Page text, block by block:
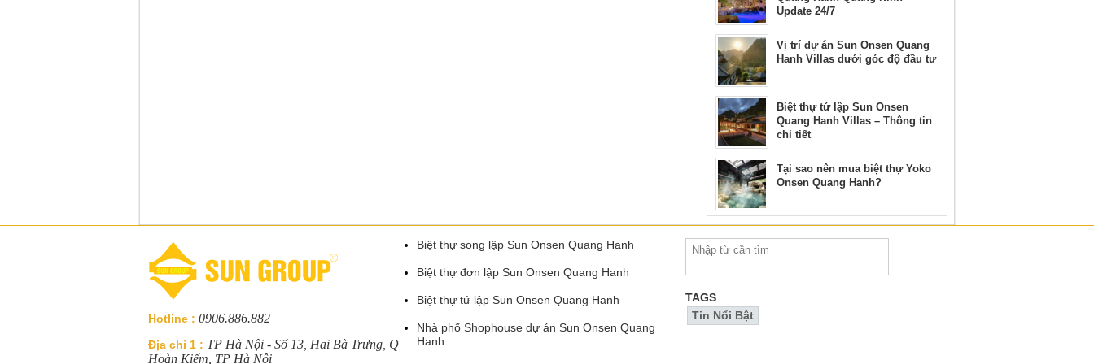
Update 24/7
Vị trí dự án Sun Onsen Quang
Hanh Villas dưới góc độ đầu tư
Biệt thự tứ lập Sun Onsen
Quang Hanh Villas – Thông tin
chi tiết
Tại sao nên mua biệt thự Yoko
Onsen Quang Hanh?
Hotline : 0906.886.882
Địa chỉ 1 : TP Hà Nội - Số 13, Hai Bà Trưng, Q
Hoàn Kiếm, TP Hà Nội
Biệt thự song lập Sun Onsen Quang Hanh
Biệt thự đơn lập Sun Onsen Quang Hanh
Biệt thự tứ lập Sun Onsen Quang Hanh
Nhà phố Shophouse dự án Sun Onsen Quang
Hanh
TAGS
Tin Nổi Bật